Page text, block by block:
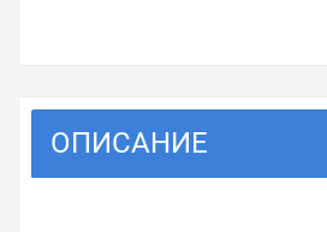
ОПИСАНИЕ